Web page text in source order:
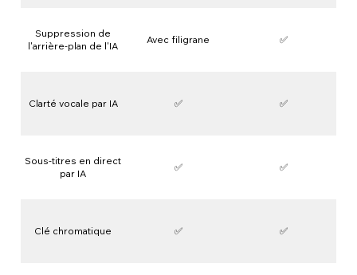
Suppression de
l'arrière-plan de l'IA
Avec filigrane ✅
Clarté vocale par IA ✅ ✅
Sous-titres en direct
par IA
✅ ✅
Clé chromatique ✅ ✅